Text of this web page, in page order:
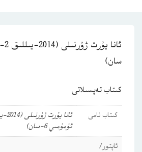
سان)
كىتاب تەپسىلاتى
كىتاب نامى
ئۇمۇمىي 6-سان)
ئاپتور/